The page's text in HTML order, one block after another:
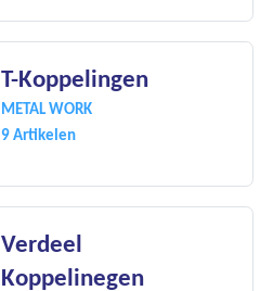
T-Koppelingen
METAL WORK
9 Artikelen
Verdeel
Koppelinegen